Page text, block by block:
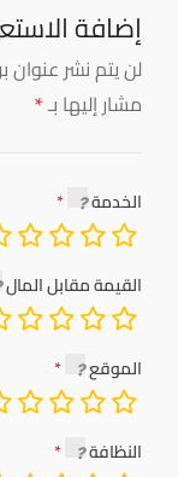
إضافة
لن يتم نشر عنوان
مشار إليها بـ*
الخدمة
القيمة مقابل المال
الموقع
النظافة